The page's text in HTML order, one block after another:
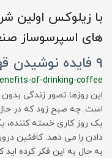
با زیلوکس اولین
های اسپرسوساز
۹ فایده نوشیدن قهوه
of-drinking-coffee
این روزها تصور زندگی
است. چه صبح زود که در
یک روز کاری خسته کننده،
دادن را می دهد. کافئین
به حال به این فکر کرده